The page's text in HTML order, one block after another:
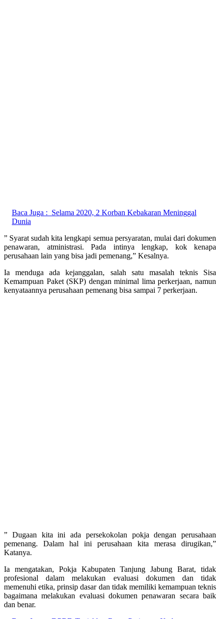
Baca Juga : Selama 2020, 2 Korban Kebakaran Meninggal
Dunia
” Syarat sudah kita lengkapi semua persyaratan, mulai dari dokumen
penawaran, atministrasi. Pada intinya lengkap, kok kenapa
perusahaan lain yang bisa jadi pemenang,” Kesalnya.
Ia menduga ada kejanggalan, salah satu masalah teknis Sisa
Kemampuan Paket (SKP) dengan minimal lima perkerjaan, namun
kenyataannya perusahaan pemenang bisa sampai 7 perkerjaan.
” Dugaan kita ini ada persekokolan pokja dengan perusahaan
pemenang. Dalam hal ini perusahaan kita merasa dirugikan,”
Katanya.
Ia mengatakan, Pokja Kabupaten Tanjung Jabung Barat, tidak
profesional dalam melakukan evaluasi dokumen dan tidak
memenuhi etika, prinsip dasar dan tidak memiliki kemampuan teknis
bagaimana melakukan evaluasi dokumen penawaran secara baik
dan benar.